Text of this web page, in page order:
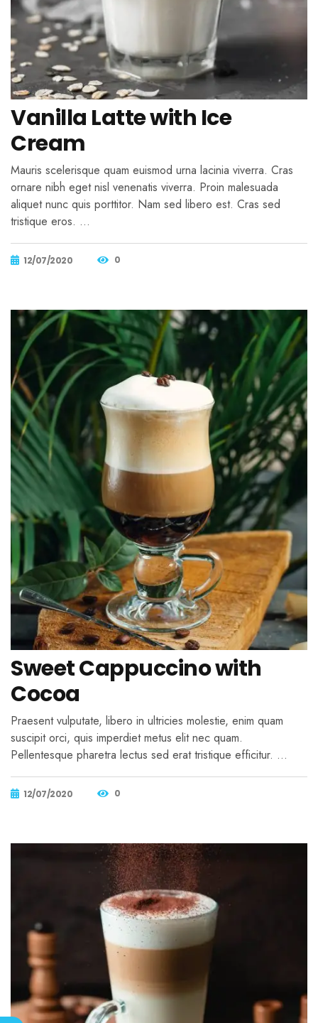
Vanilla Latte with Ice
Cream
Mauris scelerisque quam euismod urna lacinia viverra. Cras
ornare nibh eget nisl venenatis viverra. Proin malesuada
aliquet nunc quis porttitor. Nam sed libero est. Cras sed
tristique eros. …
12/07/2020 0
Sweet Cappuccino with
Cocoa
Praesent vulputate, libero in ultricies molestie, enim quam
suscipit orci, quis imperdiet metus elit nec quam.
Pellentesque pharetra lectus sed erat tristique efficitur. …
12/07/2020 0